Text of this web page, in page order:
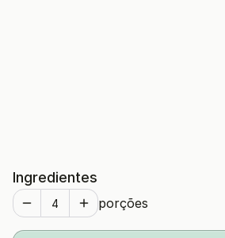
Ingredientes
porções